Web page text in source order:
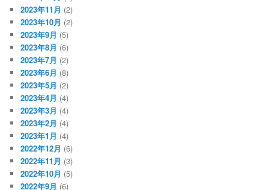
2023年11月 (2)
2023年10月 (2)
2023年9月 (5)
2023年8月 (6)
2023年7月 (2)
2023年6月 (8)
2023年5月 (2)
2023年4月 (4)
2023年3月 (4)
2023年2月 (4)
2023年1月 (4)
2022年12月 (6)
2022年11月 (3)
2022年10月 (5)
2022年9月 (6)